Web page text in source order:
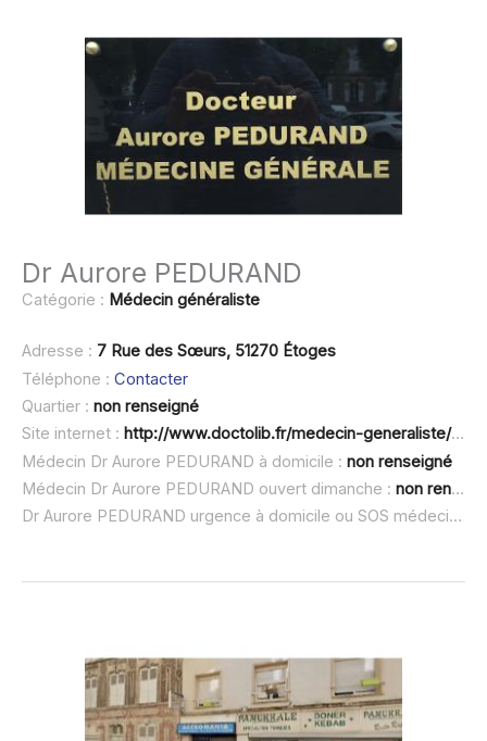
Dr Aurore PEDURAND
Catégorie : Médecin généraliste
Adresse : 7 Rue des Sœurs, 51270 Étoges
Téléphone : Contacter
Quartier : non renseigné
Site internet : http://www.doctolib.fr/medecin-generaliste/sezanne/aurore-pedurand
Médecin Dr Aurore PEDURAND à domicile : non renseigné
Médecin Dr Aurore PEDURAND ouvert dimanche : non renseigné
Dr Aurore PEDURAND urgence à domicile ou SOS médecin :